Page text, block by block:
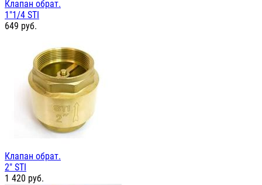
Клапан обрат.
1"1/4 STI
649 руб.
Клапан обрат.
2" STI
1 420 руб.